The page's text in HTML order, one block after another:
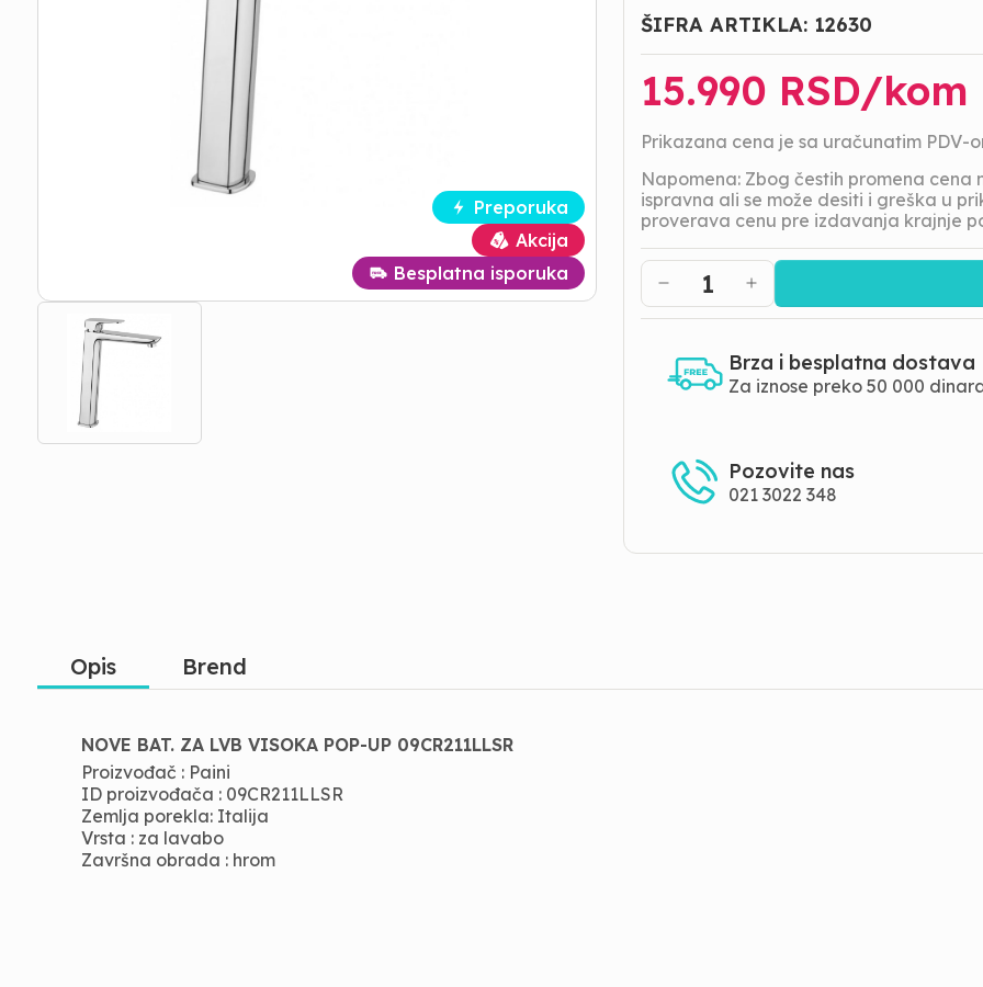
Preporuka
Akcija
Besplatna isporuka
ŠIFRA ARTIKLA: 12630
15.990 RSD/kom
Prikazana cena je sa uračunatim PDV-
Napomena: Zbog čestih promena
ispravna ali se može desiti i greška u
proverava cenu pre izdavanja krajnje
1
Brza i besplatna dostava
Za iznose preko 50 000
Pozovite nas
021 3022 348
Opis Brend
NOVE BAT. ZA LVB VISOKA POP-UP 09CR211LLSR
Proizvođač : Paini
ID proizvođača : 09CR211LLSR
Zemlja porekla: Italija
Vrsta : za lavabo
Završna obrada : hrom